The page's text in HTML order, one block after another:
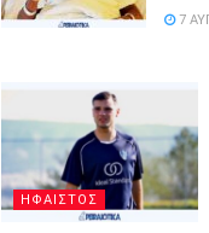
7
ΗΦΑΙΣΤΟΣ